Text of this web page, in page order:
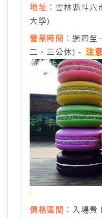
地址： 雲林縣斗六
大學)
營業時間： 週四至
二、三公休) -
注
價格區間： 入場費